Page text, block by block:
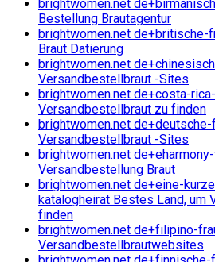
brightwomen.net
Bestellung Brautagentur
brightwomen.net de+britische-
Braut Datierung
brightwomen.net
Versandbestellbraut -Sites
brightwomen.net de+costa-
Versandbestellbraut zu finden
brightwomen.net de+deutsche-
Versandbestellbraut -Sites
brightwomen.net
Versandbestellung Braut
brightwomen.net de+eine-
katalogheirat Bestes Land, um
finden
brightwomen.net de+filipino-
Versandbestellbrautwebsites